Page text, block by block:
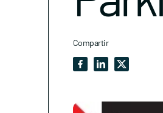
Compartir